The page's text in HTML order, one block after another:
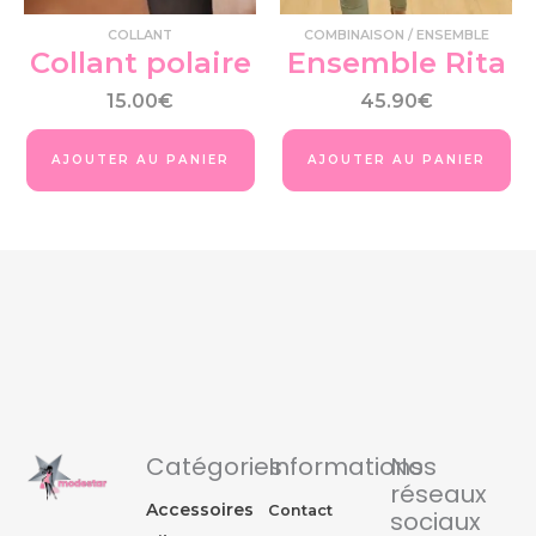
COLLANT
Collant polaire
15.00€
AJOUTER AU PANIER
COMBINAISON / ENSEMBLE
Ensemble Rita
45.90€
AJOUTER AU PANIER
Catégories
Accessoires
Informations
Contact
Nos
réseaux
sociaux